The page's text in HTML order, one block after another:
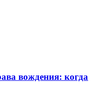
вождения: когда